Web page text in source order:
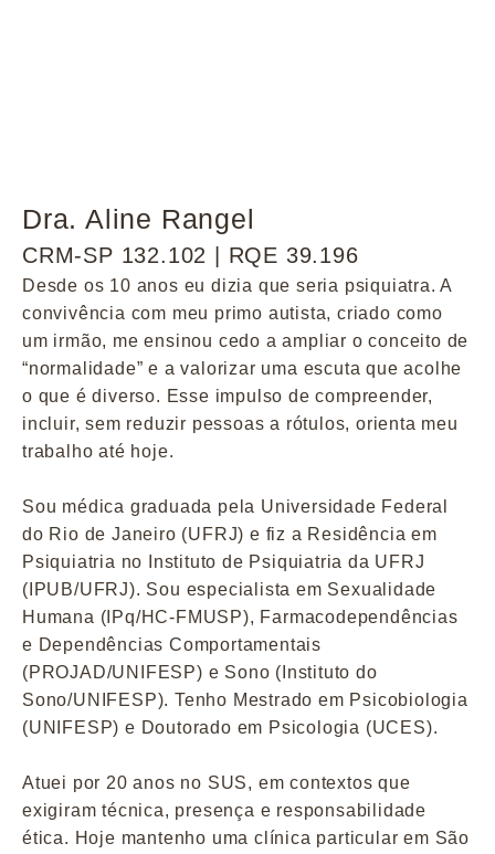
Dra. Aline Rangel
CRM-SP 132.102 | RQE 39.196
Desde os 10 anos eu dizia que seria psiquiatra. A
convivência com meu primo autista, criado como
um irmão, me ensinou cedo a ampliar o conceito de
“normalidade” e a valorizar uma escuta que acolhe
o que é diverso. Esse impulso de compreender,
incluir, sem reduzir pessoas a rótulos, orienta meu
trabalho até hoje.
Sou médica graduada pela Universidade Federal
do Rio de Janeiro (UFRJ) e fiz a Residência em
Psiquiatria no Instituto de Psiquiatria da UFRJ
(IPUB/UFRJ). Sou especialista em Sexualidade
Humana (IPq/HC-FMUSP), Farmacodependências
e Dependências Comportamentais
(PROJAD/UNIFESP) e Sono (Instituto do
Sono/UNIFESP). Tenho Mestrado em Psicobiologia
(UNIFESP) e Doutorado em Psicologia (UCES).
Atuei por 20 anos no SUS, em contextos que
exigiram técnica, presença e responsabilidade
ética. Hoje mantenho uma clínica particular em São